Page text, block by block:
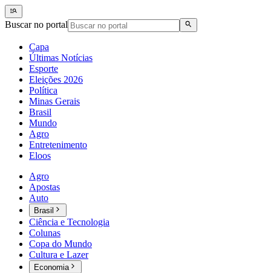
Buscar no portal
Capa
Últimas Notícias
Esporte
Eleições 2026
Política
Minas Gerais
Brasil
Mundo
Agro
Entretenimento
Eloos
Agro
Apostas
Auto
Brasil
Ciência e Tecnologia
Colunas
Copa do Mundo
Cultura e Lazer
Economia